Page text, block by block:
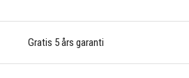
Gratis 5 års garanti